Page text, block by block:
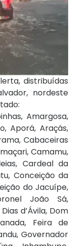
distribuídas
nordeste
Amargosa,
Aporá, Araçás,
Cabaceiras
Camamu,
Cardeal da
Conceição da
do Jacuípe,
João Sá,
d’Ávila, Dom
Feira de
Governador